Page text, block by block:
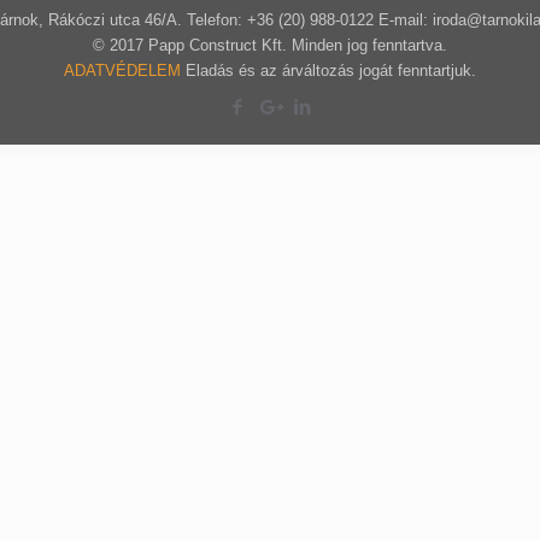
Rákóczi utca 46/A. Telefon: +36 (20) 988-0122 E-mail:
© 2017 Papp Construct Kft. Minden jog fenntartva.
ADATVÉDELEM Eladás és az árváltozás jogát fenntartjuk.